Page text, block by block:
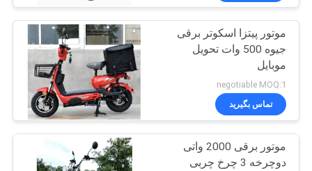
تور
کارخانه
کنترل
کیفیت
ATV Quad دوچرخه
27
58
موتور پیتزا اسکوتر برقی
جیوه 500 وات تحویل
موبایل
negotiable MOQ:1
تماس بگیرید
موتور برقی 2000 واتی
دوچرخه 3 چرخ چربی